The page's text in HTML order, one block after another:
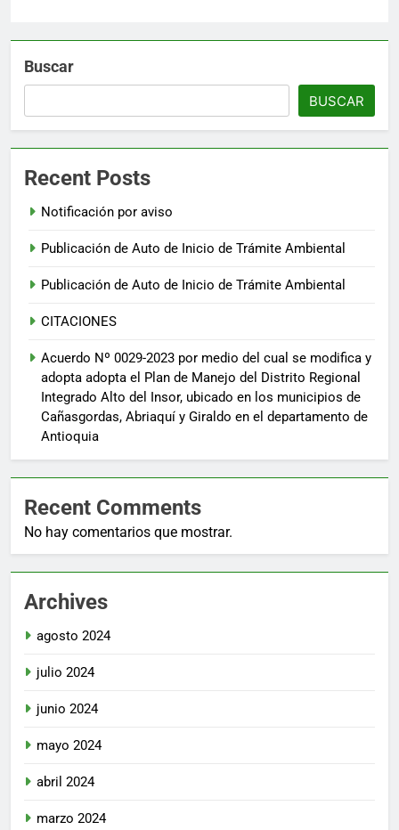
Buscar
BUSCAR
Recent Posts
Notificación por aviso
Publicación de Auto de Inicio de Trámite Ambiental
Publicación de Auto de Inicio de Trámite Ambiental
CITACIONES
Acuerdo Nº 0029-2023 por medio del cual se modifica y
adopta adopta el Plan de Manejo del Distrito Regional
Integrado Alto del Insor, ubicado en los municipios de
Cañasgordas, Abriaquí y Giraldo en el departamento de
Antioquia
Recent Comments
No hay comentarios que mostrar.
Archives
agosto 2024
julio 2024
junio 2024
mayo 2024
abril 2024
marzo 2024